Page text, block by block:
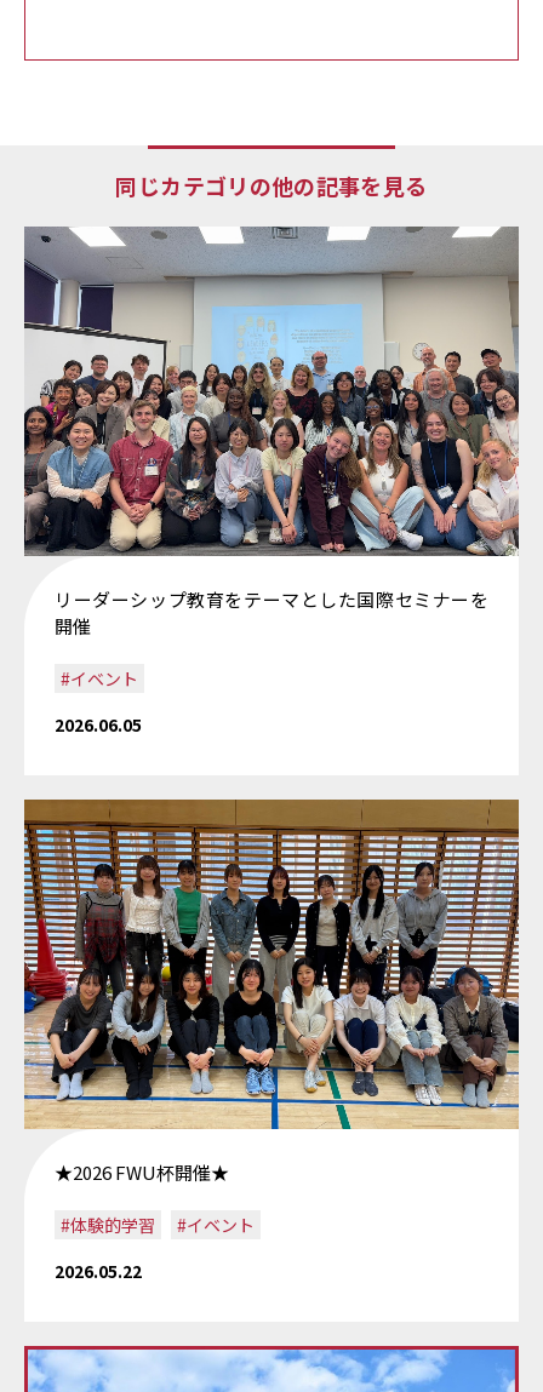
同じカテゴリの他の記事を見る
リーダーシップ教育をテーマとした国際セミナーを
開催
#イベント
2026.06.05
★2026 FWU杯開催★
#体験的学習
#イベント
2026.05.22